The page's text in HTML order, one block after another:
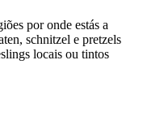
por onde estás a
schnitzel e pretzels
locais ou tintos